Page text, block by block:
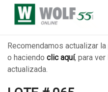
Recomendamos actualizar
o haciendo clic aquí, para
actualizada.